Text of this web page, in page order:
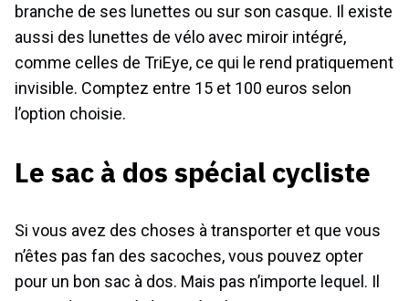
branche de ses lunettes ou sur son casque. Il existe
aussi des lunettes de vélo avec miroir intégré,
comme celles de TriEye, ce qui le rend pratiquement
invisible. Comptez entre 15 et 100 euros selon
l’option choisie.
Le sac à dos spécial cycliste
Si vous avez des choses à transporter et que vous
n’êtes pas fan des sacoches, vous pouvez opter
pour un bon sac à dos. Mais pas n’importe lequel. Il